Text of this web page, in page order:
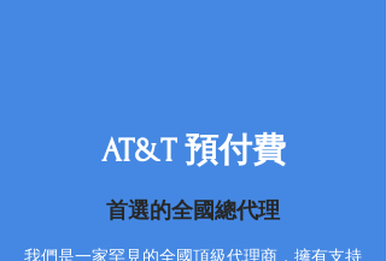
AT&T 預付費
首選的全國總代理
我們是一家罕見的全國頂級代理商，擁有支持